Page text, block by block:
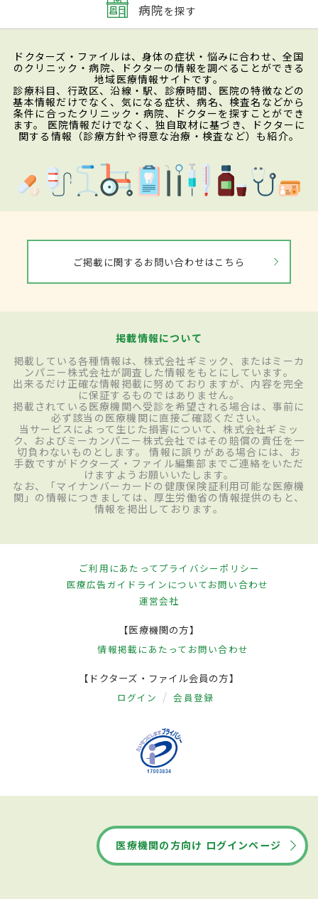
病院を探す
ドクターズ・ファイルは、身体の症状・悩みに合わせ、全国
のクリニック・病院、ドクターの情報を調べることができる
地域医療情報サイトです。
診療科目、行政区、沿線・駅、診療時間、医院の特徴などの
基本情報だけでなく、気になる症状、病名、検査名などから
条件に合ったクリニック・病院、ドクターを探すことができ
ます。 医院情報だけでなく、独自取材に基づき、ドクターに
関する情報（診療方針や得意な治療・検査など）も紹介。
ご掲載に関するお問い合わせはこちら
掲載情報について
掲載している各種情報は、株式会社ギミック、またはミーカ
ンパニー株式会社が調査した情報をもとにしています。
出来るだけ正確な情報掲載に努めておりますが、内容を完全
に保証するものではありません。
掲載されている医療機関へ受診を希望される場合は、事前に
必ず該当の医療機関に直接ご確認ください。
当サービスによって生じた損害について、株式会社ギミッ
ク、およびミーカンパニー株式会社ではその賠償の責任を一
切負わないものとします。 情報に誤りがある場合には、お
手数ですがドクターズ・ファイル編集部までご連絡をいただ
けますようお願いいたします。
なお、「マイナンバーカードの健康保険証利用可能な医療機
関」の情報につきましては、厚生労働省の情報提供のもと、
情報を掲出しております。
ご利用にあたってプライバシーポリシー
医療広告ガイドラインについてお問い合わせ
運営会社
【医療機関の方】
情報掲載にあたって お問い合わせ
【ドクターズ・ファイル会員の方】
ログイン 会員登録
医療機関の方向け ログインページ